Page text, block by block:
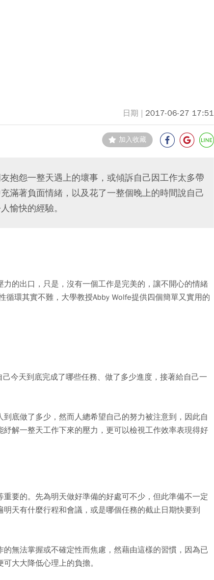
2017-06-27 17:51
加入收藏
抱怨一整天遇上的壞事，或傾訴自己因工作太多帶
滿著負面情緒，以及花了一整個晚上的時間說自己
愉快的經驗。
的出口，只是，沒有一個工作是完美的，讓不開心的情緒
環其實不難，大學教授Abby Wolfe提供四個簡單又實用的
今天到底完成了哪些任務、做了多少進度，接著給自己一
底做了多少，然而人總希望自己的努力被注意到，因此自
解一整天工作下來的壓力，更可以檢視工作效率表現得好
要的。先為明天做好準備的好處可不少，但此準備不一定
天有什麼行程和會議，或是哪個任務的截止日期快要到
無法掌握或不確定性而焦慮，然藉由這樣的習慣，因為已
大大降低心理上的負擔。